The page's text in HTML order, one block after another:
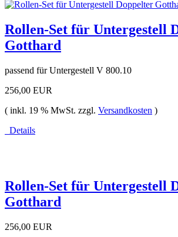
Rollen-Set für Untergestell
Gotthard
passend für Untergestell V 800.10
256,00 EUR
( inkl. 19 % MwSt. zzgl. Versandkosten )
Details
Rollen-Set für Untergestell
Gotthard
256,00 EUR